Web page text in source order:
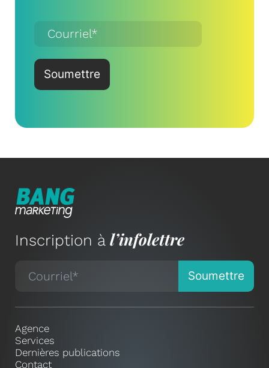
Inscription à l’infolettre
Agence
Services
Dernières publications
Contact